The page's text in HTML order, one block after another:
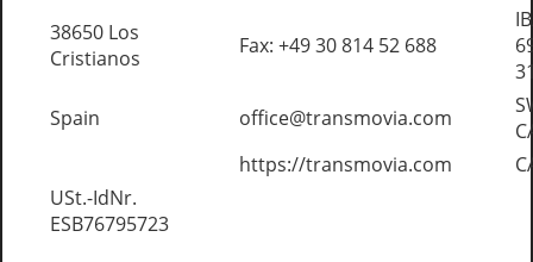
38650 Los
Cristianos
Fax: +49 30 814 52 688
Spain
office@transmovia.com
https://transmovia.com
USt.-IdNr.
ESB76795723